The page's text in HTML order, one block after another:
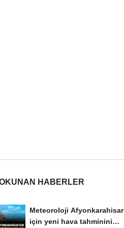
HABERLER
Meteoroloji Afyonkarahisar
için yeni hava tahminini